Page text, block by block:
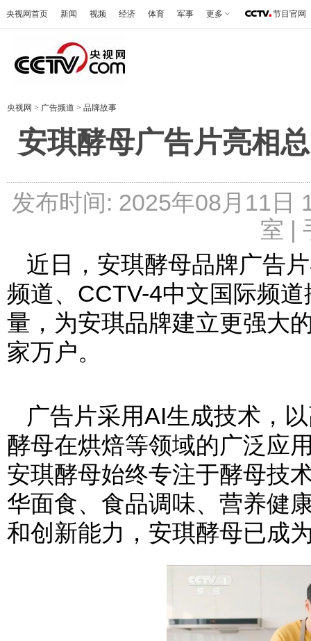
央视网首页 新闻 视频 经济 体育 军事 更多 节目官网
央视网 > 广告频道 > 品牌故事
安琪酵母广告片亮相
发布时间: 2025年08月11日
室 |
近日，安琪酵母品牌广告
频道、CCTV-4中文国际频
量，为安琪品牌建立更强大
家万户。
广告片采用AI生成技术，
酵母在烘焙等领域的广泛应
安琪酵母始终专注于酵母技
华面食、食品调味、营养健
和创新能力，安琪酵母已成